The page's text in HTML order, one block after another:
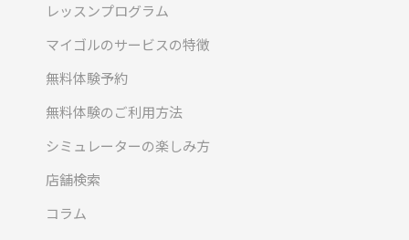
レッスンプログラム
マイゴルのサービスの特徴
無料体験予約
無料体験のご利用方法
シミュレーターの楽しみ方
店舗検索
コラム